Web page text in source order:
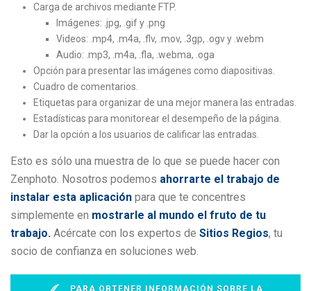
Carga de archivos mediante FTP.
Imágenes: .jpg, .gif y .png
Videos: .mp4, .m4a, .flv, .mov, .3gp, .ogv y .webm
Audio: .mp3, .m4a, .fla, .webma, .oga
Opción para presentar las imágenes como diapositivas.
Cuadro de comentarios.
Etiquetas para organizar de una mejor manera las entradas.
Estadísticas para monitorear el desempeño de la página.
Dar la opción a los usuarios de calificar las entradas.
Esto es sólo una muestra de lo que se puede hacer con
Zenphoto. Nosotros podemos ahorrarte el trabajo de
instalar esta aplicación para que te concentres
simplemente en mostrarle al mundo el fruto de tu
trabajo. Acércate con los expertos de Sitios Regios, tu
socio de confianza en soluciones web.
PARA OBTENER INFORMACIÓN SOBRE LA